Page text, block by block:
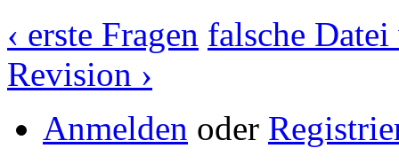
‹ erste Fragen falsche
Revision ›
Anmelden oder